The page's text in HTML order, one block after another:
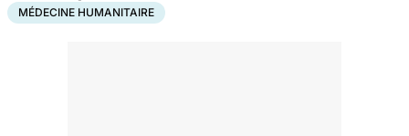
MÉDECINE HUMANITAIRE